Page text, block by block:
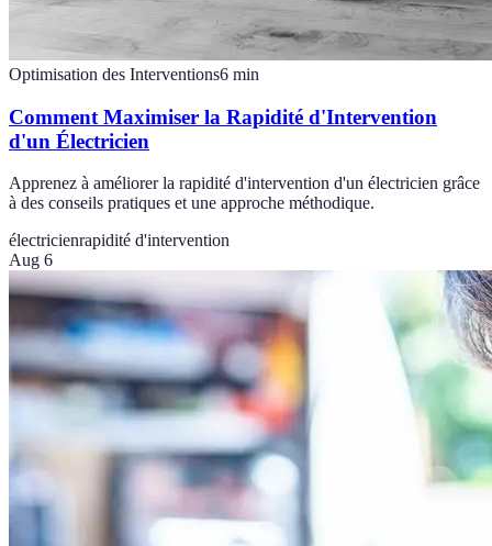
Optimisation des Interventions6 min
Comment Maximiser la Rapidité d'Intervention
d'un Électricien
Apprenez à améliorer la rapidité d'intervention d'un électricien grâce
à des conseils pratiques et une approche méthodique.
électricienrapidité d'intervention
Aug 6